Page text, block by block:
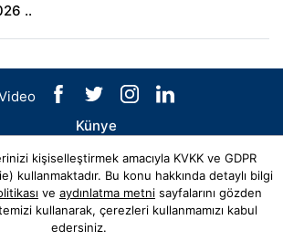
..
Künye
Sahadan Haber Tüm Hakları Saklıdır.
kişiselleştirmek amacıyla KVKK ve GDPR
kullanmaktadır. Bu konu hakkında detaylı bilgi
ve aydınlatma metni sayfalarını gözden
kullanarak, çerezleri kullanmamızı kabul
edersiniz.